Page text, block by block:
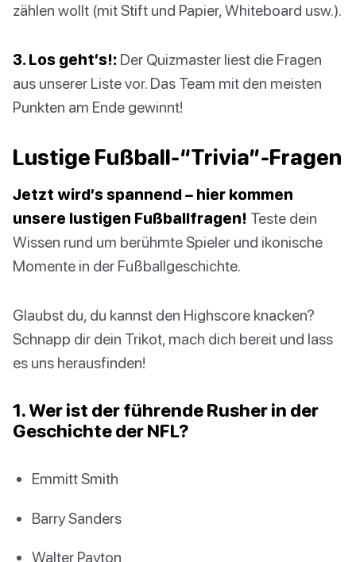
zählen wollt (mit Stift und Papier, Whiteboard usw.).
3. Los geht’s!: Der Quizmaster liest die Fragen
aus unserer Liste vor. Das Team mit den meisten
Punkten am Ende gewinnt!
Lustige Fußball-“Trivia”-Fragen
Jetzt wird’s spannend – hier kommen
unsere lustigen Fußballfragen! Teste dein
Wissen rund um berühmte Spieler und ikonische
Momente in der Fußballgeschichte.
Glaubst du, du kannst den Highscore knacken?
Schnapp dir dein Trikot, mach dich bereit und lass
es uns herausfinden!
1. Wer ist der führende Rusher in der
Geschichte der NFL?
Emmitt Smith
Barry Sanders
Walter Payton